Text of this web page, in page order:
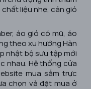
liệu nhẹ, cản gió
áo gió có mũ, áo
theo xu hướng Hàn
nhật bộ sưu tập mới
nhau. Hệ thống cửa
mua sắm trực
chọn và đặt mua ở